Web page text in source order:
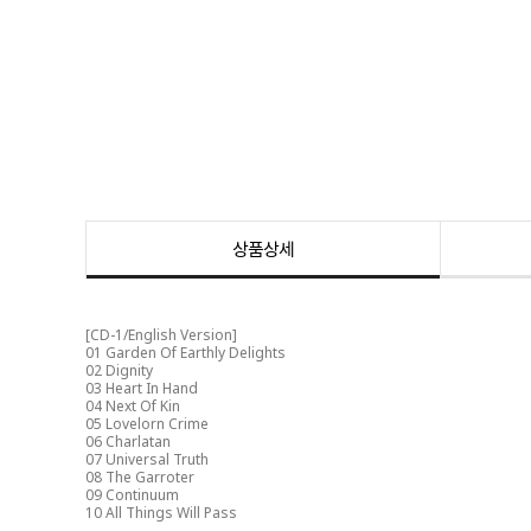
상품상세
[CD-1/English Version]
01 Garden Of Earthly Delights
02 Dignity
03 Heart In Hand
04 Next Of Kin
05 Lovelorn Crime
06 Charlatan
07 Universal Truth
08 The Garroter
09 Continuum
10 All Things Will Pass